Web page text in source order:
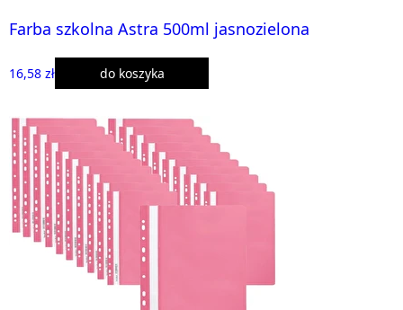
Farba szkolna Astra 500ml jasnozielona
16,58 zł do koszyka